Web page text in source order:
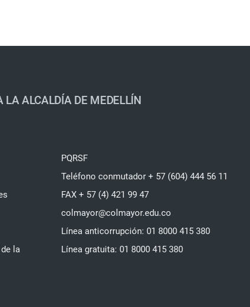
LA ALCALDÍA DE MEDELLÍN
la
PQRSF
Teléfono conmutador + 57 (604) 444 56 11
FAX + 57 (4) 421 99 47
colmayor@colmayor.edu.co
Línea anticorrupción: 01 8000 415 380
Línea gratuita: 01 8000 415 380